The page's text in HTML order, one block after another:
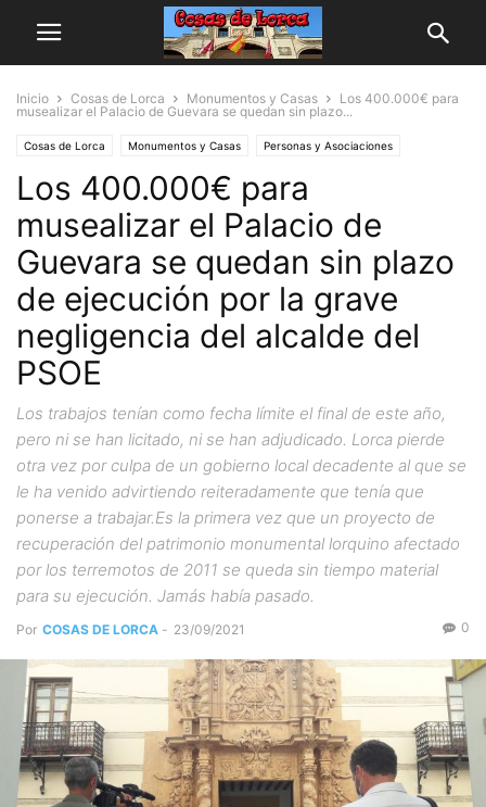
Inicio Cosas de Lorca Monumentos y Casas
Los 400.000€ para
musealizar el Palacio de Guevara se quedan sin plazo...
Cosas de Lorca Monumentos y Casas Personas y Asociaciones
Los 400.000€ para
musealizar el Palacio de
Guevara se quedan sin plazo
de ejecución por la grave
negligencia del alcalde del
PSOE
Los trabajos tenían como fecha límite el final de este año,
pero ni se han licitado, ni se han adjudicado. Lorca pierde
otra vez por culpa de un gobierno local decadente al que se
le ha venido advirtiendo reiteradamente que tenía que
ponerse a trabajar.Es la primera vez que un proyecto de
recuperación del patrimonio monumental lorquino afectado
por los terremotos de 2011 se queda sin tiempo material
para su ejecución. Jamás había pasado.
Por COSAS DE LORCA - 23/09/2021 0